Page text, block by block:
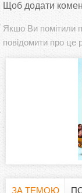
Щоб додати
Якшо Ви помітили
повідомити про це
ЗА ТЕМОЮ